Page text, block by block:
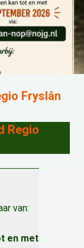
Fryslân
Regio
van:
en met